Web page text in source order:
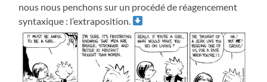
nous nous penchons sur un procédé de réagencement
syntaxique : l’extraposition.